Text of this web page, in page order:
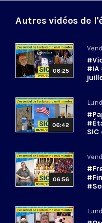
Autres vidéos de
06:25
#IA
06:42
06:56